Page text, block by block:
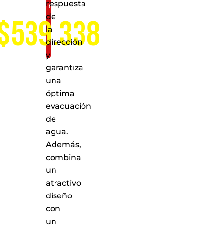
nacional
respuesta
de
la
dirección
y
garantiza
una
óptima
evacuación
de
agua.
Además,
combina
un
atractivo
diseño
con
un